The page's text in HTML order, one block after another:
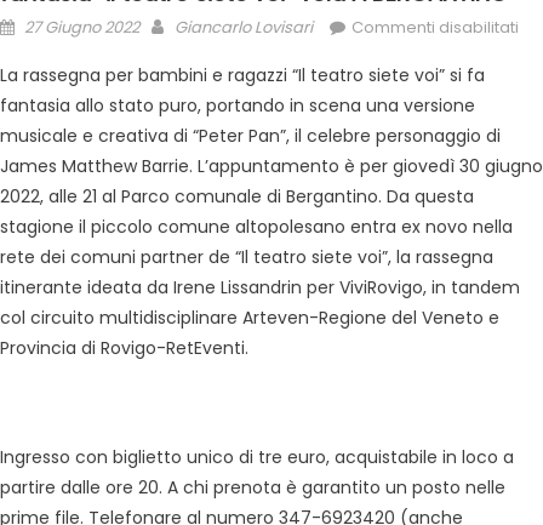
27 Giugno 2022 Giancarlo Lovisari Commenti disabilitati
La rassegna per bambini e ragazzi “Il teatro siete voi” si fa
fantasia allo stato puro, portando in scena una versione
musicale e creativa di “Peter Pan”, il celebre personaggio di
James Matthew Barrie. L’appuntamento è per giovedì 30 giugno
2022, alle 21 al Parco comunale di Bergantino. Da questa
stagione il piccolo comune altopolesano entra ex novo nella
rete dei comuni partner de “Il teatro siete voi”, la rassegna
itinerante ideata da Irene Lissandrin per ViviRovigo, in tandem
col circuito multidisciplinare Arteven-Regione del Veneto e
Provincia di Rovigo-RetEventi.
Ingresso con biglietto unico di tre euro, acquistabile in loco a
partire dalle ore 20. A chi prenota è garantito un posto nelle
prime file. Telefonare al numero 347-6923420 (anche